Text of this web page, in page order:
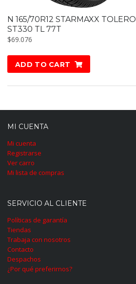
N 165/70R12 STARMAXX TOLERO
ST330 TL 77T
$69.076
ADD TO CART
MI CUENTA
Mi cuenta
Registrarse
Ver carro
Mi lista de compras
SERVICIO AL CLIENTE
Políticas de garantía
Tiendas
Trabaja con nosotros
Contacto
Despachos
¿Por qué preferirnos?